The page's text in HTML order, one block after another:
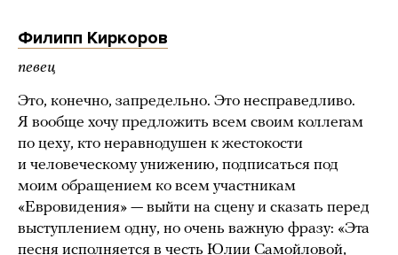
Филипп Киркоров
певец
Это, конечно, запредельно. Это несправедливо.
Я вообще хочу предложить всем своим коллегам
по цеху, кто неравнодушен к жестокости
и человеческому унижению, подписаться под
моим обращением ко всем участникам
«Евровидения» — выйти на сцену и сказать перед
выступлением одну, но очень важную фразу: «Эта
песня исполняется в честь Юлии Самойловой,